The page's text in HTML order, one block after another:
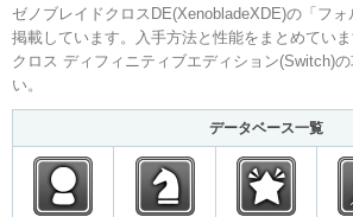
ゼノブレイドクロスDE(XenobladeXDE)の「フ
掲載しています。入手方法と性能をまとめてい
クロス ディフィニティブエディション(Switch)
い。
データベース一覧